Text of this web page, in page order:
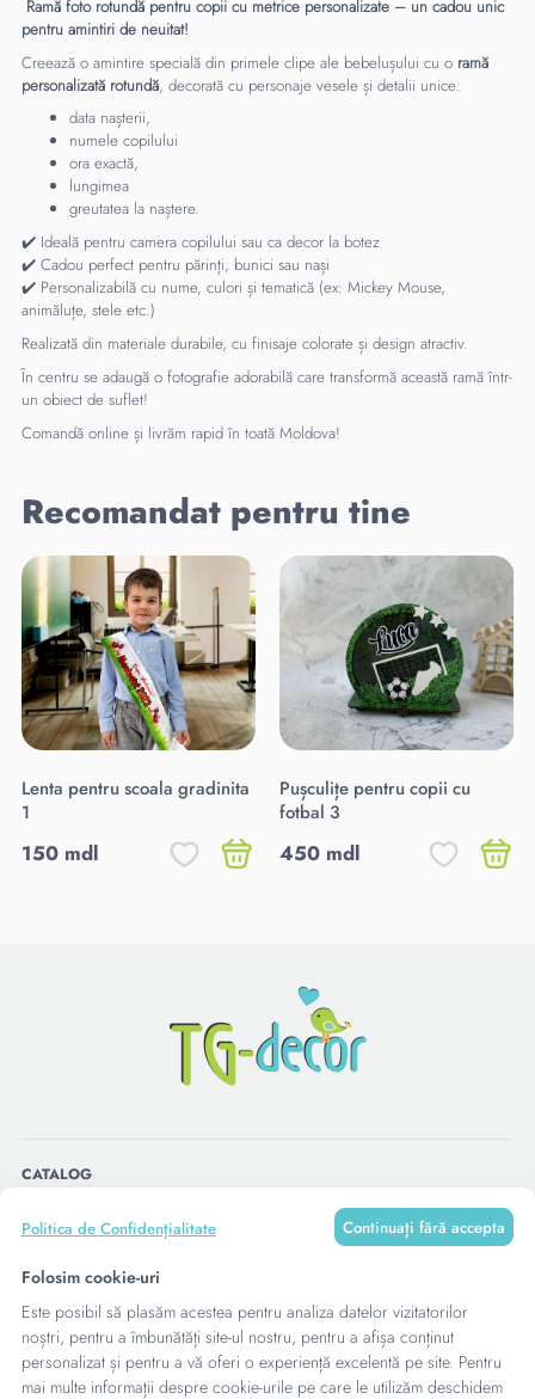
Ramă foto rotundă pentru copii cu metrice personalizate – un cadou unic
pentru amintiri de neuitat!
Creează o amintire specială din primele clipe ale bebelușului cu o ramă
personalizată rotundă, decorată cu personaje vesele și detalii unice:
data nașterii,
numele copilului
ora exactă,
lungimea
greutatea la naștere.
✔️ Ideală pentru camera copilului sau ca decor la botez
✔️ Cadou perfect pentru părinți, bunici sau nași
✔️ Personalizabilă cu nume, culori și tematică (ex: Mickey Mouse,
animăluțe, stele etc.)
Realizată din materiale durabile, cu finisaje colorate și design atractiv.
În centru se adaugă o fotografie adorabilă care transformă această ramă într-
un obiect de suflet!
Comandă online și livrăm rapid în toată Moldova!
Recomandat pentru tine
Lenta pentru scoala gradinita
1
150 mdl
Pușculițe pentru copii cu
fotbal 3
450 mdl
CATALOG
CONTACTE
Politica de Confidențialitate Continuați fără accepta
Folosim cookie-uri
Este posibil să plasăm acestea pentru analiza datelor vizitatorilor
noștri, pentru a îmbunătăți site-ul nostru, pentru a afișa conținut
personalizat și pentru a vă oferi o experiență excelentă pe site. Pentru
mai multe informații despre cookie-urile pe care le utilizăm deschidem